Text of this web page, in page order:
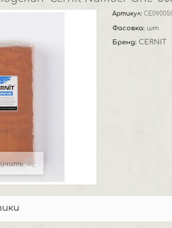
Артикул:
Фасовка: шт
Бренд: CERNIT